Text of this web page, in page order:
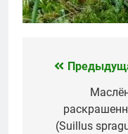
Навигация
записям
(Suillus